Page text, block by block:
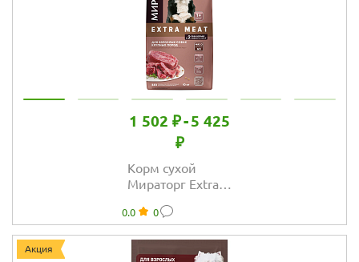
1 502 ₽-5 425
₽
Корм сухой
Мираторг Extra
крупных пород с
мраморной
говядиной Black
0.0 0
Акция